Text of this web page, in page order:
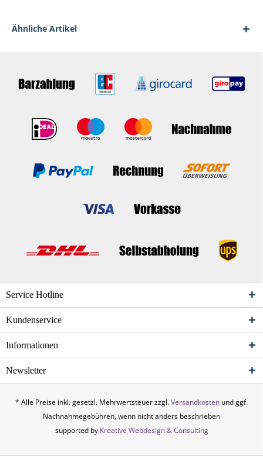
Ähnliche Artikel
Service Hotline
Kundenservice
Informationen
Newsletter
* Alle Preise inkl. gesetzl. Mehrwertsteuer zzgl.Versandkosten und ggf.
Nachnahmegebühren, wenn nicht anders beschrieben
supported by Kreative Webdesign & Consulting